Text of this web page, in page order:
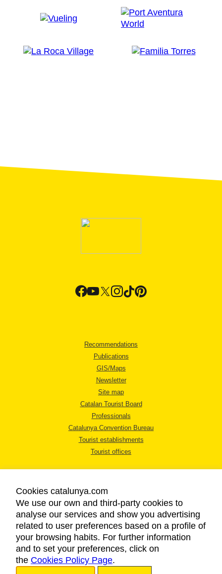
Recommendations
Publications
GIS/Maps
Newsletter
Site map
Catalan Tourist Board
Professionals
Catalunya Convention Bureau
Tourist establishments
Tourist offices
LEGAL NOTICE
PRIVACY POLICY
COOKIES POLICY
ACCESSIBILITY
Cookies catalunya.com
We use our own and third-party cookies to
analyse our services and show you advertising
related to user preferences based on a profile of
your browsing habits. For further information
and to set your preferences, click on
the Cookies Policy Page.